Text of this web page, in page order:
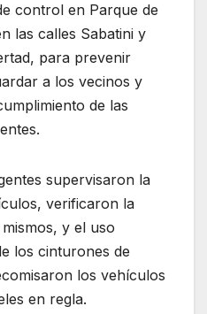
control en Parque de
las calles Sabatini y
para prevenir
a los vecinos y
de las
supervisaron la
verificaron la
y el uso
los cinturones de
los vehículos
en regla.